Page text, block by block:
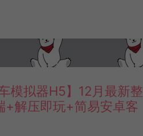
模拟器H5】12月最新整
解压即玩+简易安卓客